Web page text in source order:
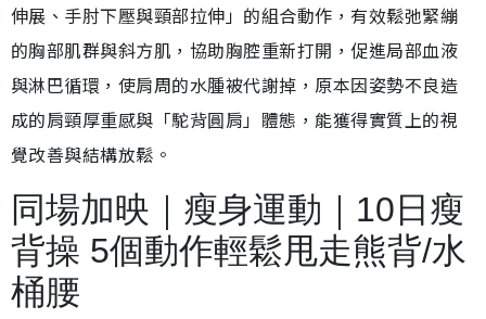
伸展、手肘下壓與頸部拉伸」的組合動作，有效鬆弛緊繃
的胸部肌群與斜方肌，協助胸腔重新打開，促進局部血液
與淋巴循環，使肩周的水腫被代謝掉，原本因姿勢不良造
成的肩頸厚重感與「駝背圓肩」體態，能獲得實質上的視
覺改善與結構放鬆。
同場加映｜瘦身運動｜10日瘦
背操 5個動作輕鬆甩走熊背/水
桶腰